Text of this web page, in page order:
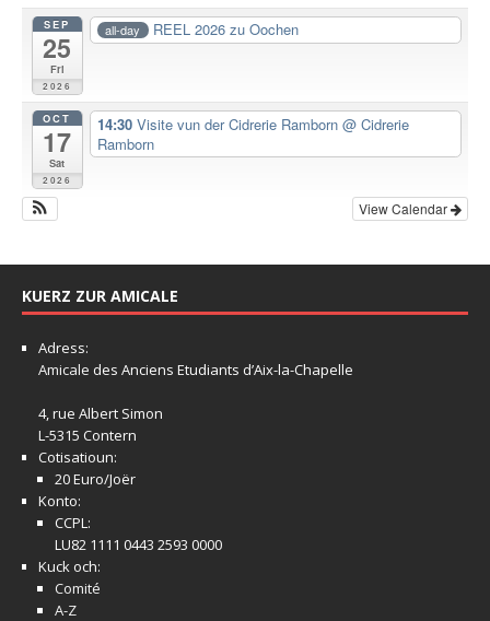
SEP
25
Fri
2026
all-day REEL 2026 zu Oochen
OCT
17
Sat
2026
14:30 Visite vun der Cidrerie Ramborn @ Cidrerie
Ramborn
View Calendar
KUERZ ZUR AMICALE
Adress:
Amicale des Anciens Etudiants d’Aix-la-Chapelle
4, rue Albert Simon
L-5315 Contern
Cotisatioun:
20 Euro/Joër
Konto:
CCPL:
LU82 1111 0443 2593 0000
Kuck och:
Comité
A-Z